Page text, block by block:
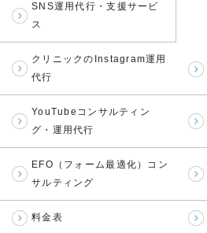
SNS運用代行・支援サービ
ス
クリニックのInstagram運用
代行
YouTubeコンサルティン
グ・運用代行
EFO（フォーム最適化）コン
サルティング
料金表